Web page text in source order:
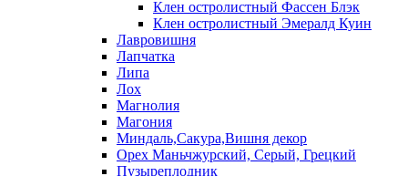
Клен остролистный Фассен Блэк
Клен остролистный Эмералд Куин
Лавровишня
Лапчатка
Липа
Лох
Магнолия
Магония
Миндаль,Сакура,Вишня декор
Орех Маньчжурский, Серый, Грецкий
Пузыреплодник